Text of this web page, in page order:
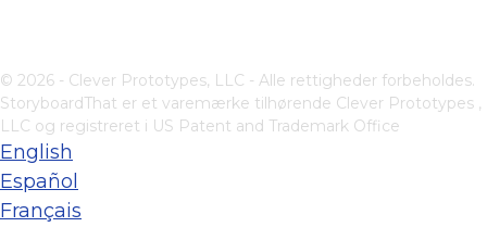
© 2026 - Clever Prototypes, LLC - Alle rettigheder forbeholdes.
StoryboardThat er et varemærke tilhørende Clever Prototypes ,
LLC og registreret i US Patent and Trademark Office
English
Español
Français